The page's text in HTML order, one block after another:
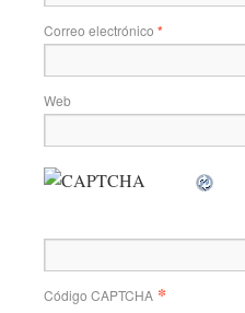
Correo electrónico *
Web
Código CAPTCHA *